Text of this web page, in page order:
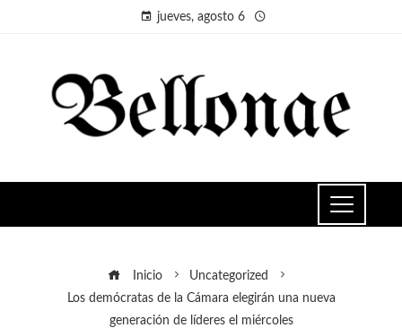
jueves, agosto 6
Inicio
Uncategorized
Los demócratas de la Cámara elegirán una nueva
generación de líderes el miércoles